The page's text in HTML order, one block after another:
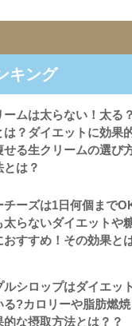
キング
ームは太らない！太る
は？ダイエットに効果
せる生クリームの選び
とは？
チーズは1日何個まで
太らないダイエットや
おすすめ！その効果と
ルシロップはダイエッ
る?カロリーや脂肪燃
的な摂取方法とは？？